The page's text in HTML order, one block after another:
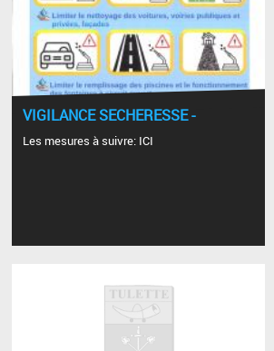
VIGILANCE SECHERESSE -
Les mesures à suivre: ICI